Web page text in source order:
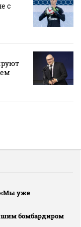
с
«Мы уже
бомбардиром